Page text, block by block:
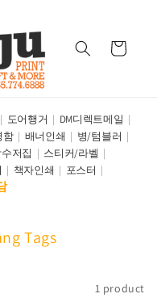
Cart
도어행거
DM디렉트메일
함 배너인쇄
병/텀블러
저집
스티커/라벨
책자인쇄
포스터
Tags
1 product